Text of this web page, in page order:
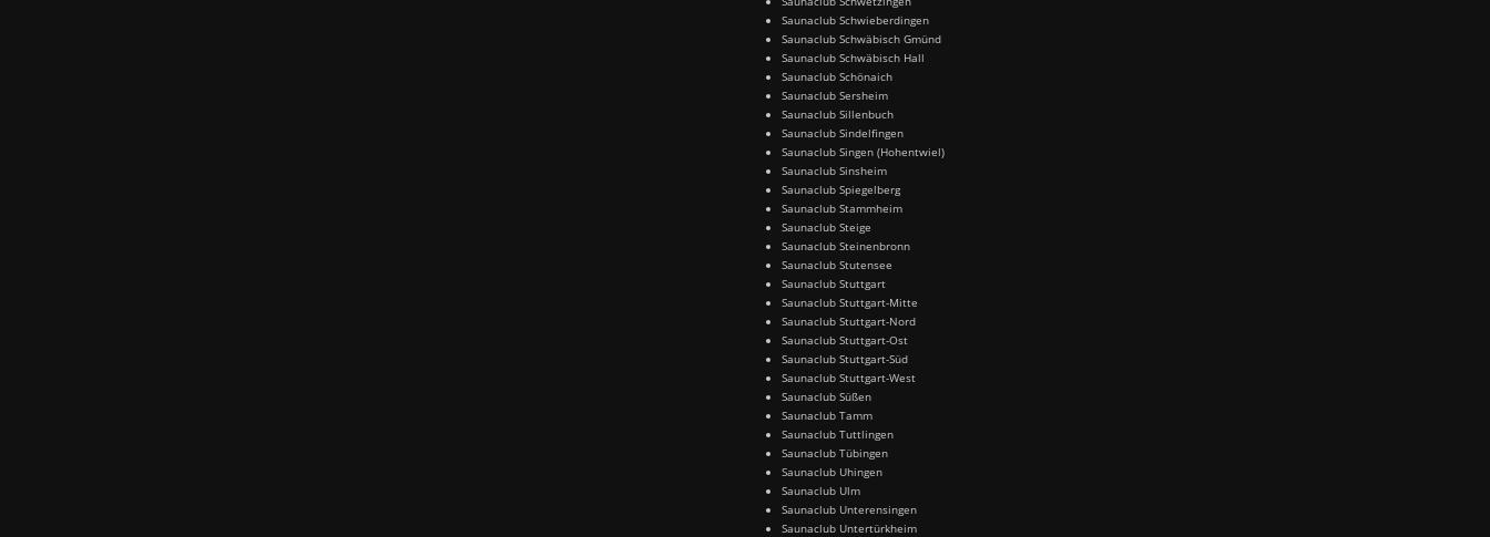
Saunaclub Schwieberdingen
Saunaclub Schwäbisch Gmünd
Saunaclub Schwäbisch Hall
Saunaclub Schönaich
Saunaclub Sersheim
Saunaclub Sillenbuch
Saunaclub Sindelfingen
Saunaclub Singen (Hohentwiel)
Saunaclub Sinsheim
Saunaclub Spiegelberg
Saunaclub Stammheim
Saunaclub Steige
Saunaclub Steinenbronn
Saunaclub Stutensee
Saunaclub Stuttgart
Saunaclub Stuttgart-Mitte
Saunaclub Stuttgart-Nord
Saunaclub Stuttgart-Ost
Saunaclub Stuttgart-Süd
Saunaclub Stuttgart-West
Saunaclub Süßen
Saunaclub Tamm
Saunaclub Tuttlingen
Saunaclub Tübingen
Saunaclub Uhingen
Saunaclub Ulm
Saunaclub Unterensingen
Saunaclub Untertürkheim